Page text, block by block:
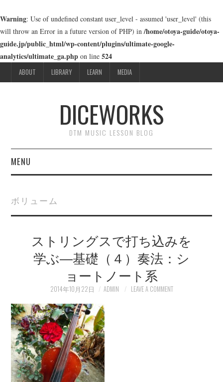
Warning: Use of undefined constant user_level - assumed 'user_level' (this
will throw an Error in a future version of PHP) in/home/otoya-guide/otoya-
guide.jp/public_html/wp-content/plugins/ultimate-google-
analytics/ultimate_ga.php on line 524
ABOUT LIBRARY LEARN MEDIA
DICEWORKS
DTM MUSIC LESSON BLOG
MENU
LIBRARY
LEARN
MEDIA
ボリューム
ストリングスで打ち込みを
学ぶ―基礎（４）奏法：シ
ョートノート系
2014年10月22日 ADMIN LEAVE A COMMENT